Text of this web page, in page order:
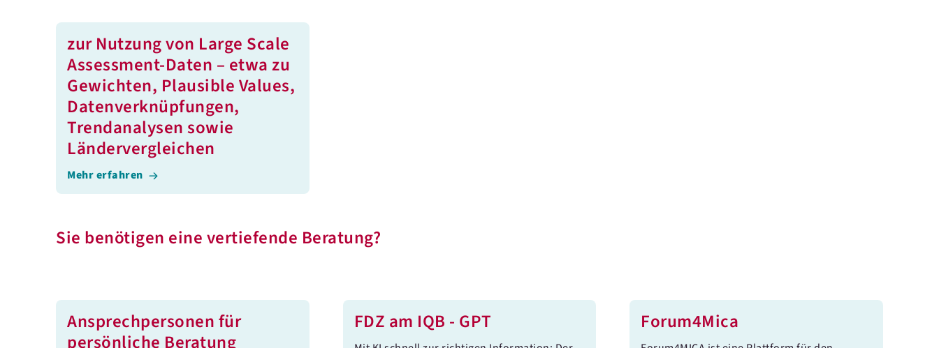
zur Nutzung von Large Scale
Assessment-Daten – etwa zu
Gewichten, Plausible Values,
Datenverknüpfungen,
Trendanalysen sowie
Ländervergleichen
Mehr erfahren
Sie benötigen eine vertiefende Beratung?
Ansprechpersonen für
persönliche Beratung
FDZ am IQB - GPT Forum4Mica